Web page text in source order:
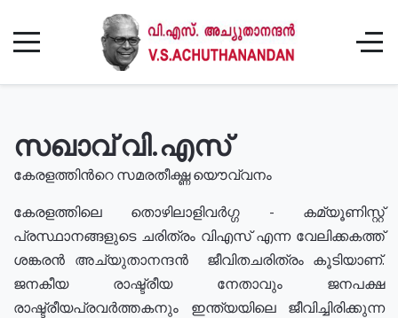
സഖാവ് വി.എസ്
കേരളത്തിൻറെ സമരതീക്ഷ്ണ യൌവ്വനം
കേരളത്തിലെ തൊഴിലാളിവർഗ്ഗ - കമ്യൂണിസ്റ്റ്
പ്രസ്ഥാനങ്ങളുടെ ചരിത്രം വിഎസ് എന്ന വേലിക്കകത്ത്
ശങ്കരൻ അച്യുതാനന്ദൻ ജീവിതചരിത്രം കൂടിയാണ്.
ജനകീയ രാഷ്ട്രീയ നേതാവും ജനപക്ഷ
രാഷ്ട്രീയപ്രവർത്തകനും ഇന്ത്യയിലെ ജീവിച്ചിരിക്കുന്ന